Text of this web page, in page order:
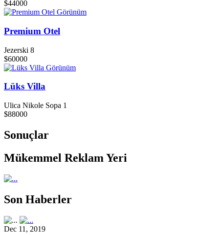
$44000
Görünüm
Premium Otel
Jezerski 8
$60000
Görünüm
Lüks Villa
Ulica Nikole Sopa 1
$88000
Sonuçlar
Mükemmel Reklam Yeri
Son Haberler
Dec 11, 2019